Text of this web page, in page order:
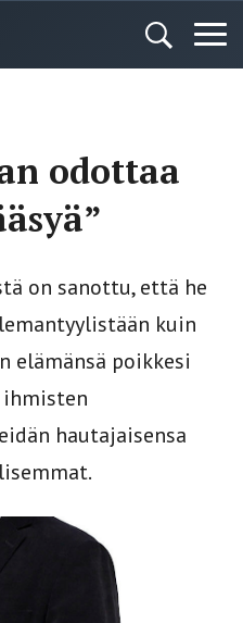
odottaa
on sanottu, että he
kuin
elämänsä poikkesi
hautajaisensa